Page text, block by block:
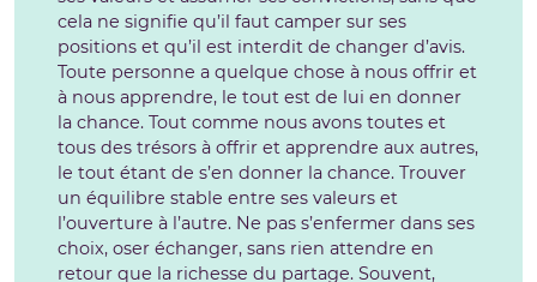
cela ne signifie qu’il faut camper sur ses
positions et qu’il est interdit de changer d’avis.
Toute personne a quelque chose à nous offrir et
à nous apprendre, le tout est de lui en donner
la chance. Tout comme nous avons toutes et
tous des trésors à offrir et apprendre aux autres,
le tout étant de s’en donner la chance. Trouver
un équilibre stable entre ses valeurs et
l’ouverture à l’autre. Ne pas s’enfermer dans ses
choix, oser échanger, sans rien attendre en
retour que la richesse du partage. Souvent,